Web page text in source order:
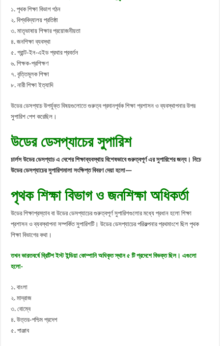
১. পৃথক শিক্ষা বিভাগ গঠন
২. বিশ্ববিদ্যালয় প্রতিষ্ঠা
৩. মাতৃভাষায় শিক্ষার প্রয়োজনীয়তা
৪. জনশিক্ষা ব্যবস্থা
৫. গ্রান্ট-ইন-এইড প্রথার প্রবর্তন
৬. শিক্ষক-প্রশিক্ষণ
৭. বৃত্তিমূলক শিক্ষা
৮. নারী শিক্ষা ইত্যাদি
উডের ডেসপ্যাচ উপর্যুক্ত বিষয়গুলোতে গুরুত্ব প্রদানপূর্বক শিক্ষা প্রশাসন ও ব্যবস্থাপনার উপর
সুপারিশ পেশ করেছিল।
উডের ডেসপ্যাচের সুপারিশ
চার্লস উডের ডেসপ্যাচ এ দেশের শিক্ষাব্যবস্থায় বিশেষভাবে গুরুত্বপূর্ণ এর সুপারিশের জন্য। নিচে
উডের ডেসপ্যাচের সুপারিশমালা সংক্ষিপ্ত বিবরণ দেয়া হলো—
পৃথক শিক্ষা বিভাগ ও জনশিক্ষা অধিকর্তা
উডের শিক্ষাপ্রস্তাব বা উডের ডেসপ্যাচের গুরুত্বপূর্ণ সুপারিশগুলোর মধ্যে প্রধান হলো শিক্ষা
প্রশাসন ও ব্যবস্থাপনা সম্পর্কিত সুপারিশটি। উডের ডেসপ্যাচের পরিকল্পনার প্রথমাংশে ছিল পৃথক
শিক্ষা বিভাগের কথা।
তখন ভারতবর্ষে ব্রিটিশ ইস্ট ইন্ডিয়া কোম্পানি অধিকৃত স্থান ৫ টি প্রদেশে বিভক্ত ছিল। এগুলো
হলো-
১. বাংলা
২. মাদ্রাজ
৩. বোম্বে
৪. উত্তর-পশ্চিম প্রদেশ
৫. পাঞ্জাব